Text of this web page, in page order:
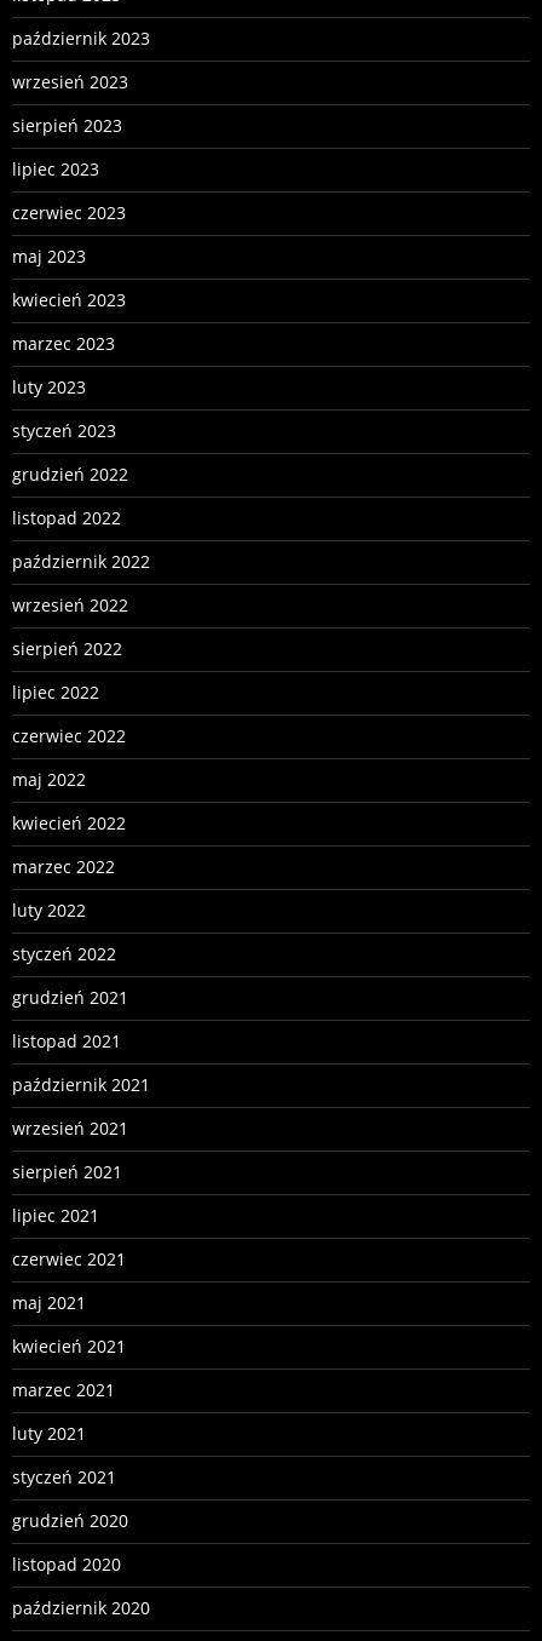
październik 2023
wrzesień 2023
sierpień 2023
lipiec 2023
czerwiec 2023
maj 2023
kwiecień 2023
marzec 2023
luty 2023
styczeń 2023
grudzień 2022
listopad 2022
październik 2022
wrzesień 2022
sierpień 2022
lipiec 2022
czerwiec 2022
maj 2022
kwiecień 2022
marzec 2022
luty 2022
styczeń 2022
grudzień 2021
listopad 2021
październik 2021
wrzesień 2021
sierpień 2021
lipiec 2021
czerwiec 2021
maj 2021
kwiecień 2021
marzec 2021
luty 2021
styczeń 2021
grudzień 2020
listopad 2020
październik 2020